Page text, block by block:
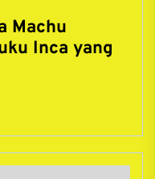
Machu
Inca yang